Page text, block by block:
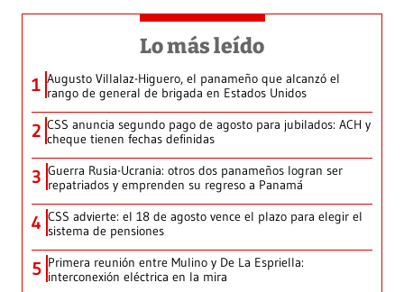
Lo más leído
1 Augusto Villalaz-Higuero, el panameño que alcanzó el
rango de general de brigada en Estados Unidos
2 CSS anuncia segundo pago de agosto para jubilados: ACH y
cheque tienen fechas definidas
3 Guerra Rusia-Ucrania: otros dos panameños logran ser
repatriados y emprenden su regreso a Panamá
4 CSS advierte: el 18 de agosto vence el plazo para elegir el
sistema de pensiones
5 Primera reunión entre Mulino y De La Espriella:
interconexión eléctrica en la mira